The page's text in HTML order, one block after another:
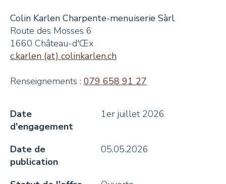
Colin Karlen Charpente-menuiserie Sàrl
Route des Mosses 6
1660 Château-d'Œx
c.karlen (at) colinkarlen.ch
Renseignements : 079 658 91 27
Date
d'engagement
1er juillet 2026
Date de
publication
05.05.2026